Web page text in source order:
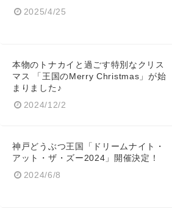
2025/4/25
本物のトナカイと過ごす特別なクリス
マス 「王国のMerry Christmas」が始
まりました♪
2024/12/2
神戸どうぶつ王国「ドリームナイト・
アット・ザ・ズー2024」開催決定！
2024/6/8